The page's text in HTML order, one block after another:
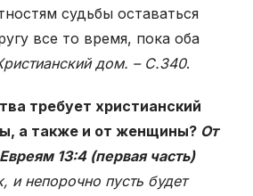
судьбы оставаться
все то время, пока оба
дом. – С.340.
требует христианский
а также и от женщины? От
13:4 (первая часть)
и непорочно пусть будет